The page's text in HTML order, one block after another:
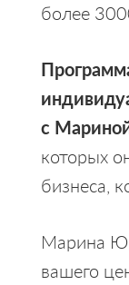
более
с
которых
бизнеса,
Марина
вашего